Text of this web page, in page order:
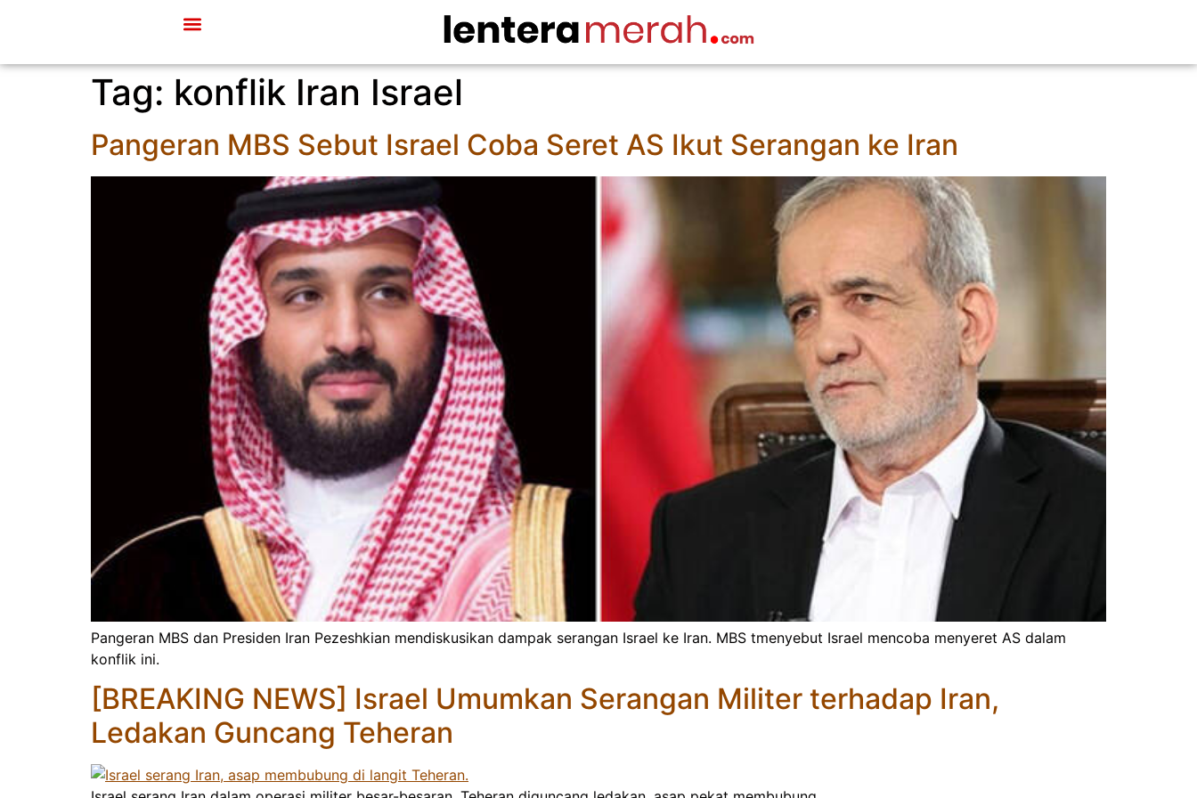
Tag: konflik Iran Israel
Pangeran MBS Sebut Israel Coba Seret AS Ikut Serangan ke Iran
Pangeran MBS dan Presiden Iran Pezeshkian mendiskusikan dampak serangan Israel ke Iran. MBS tmenyebut Israel mencoba menyeret AS dalam
konflik ini.
[BREAKING NEWS] Israel Umumkan Serangan Militer terhadap Iran,
Ledakan Guncang Teheran